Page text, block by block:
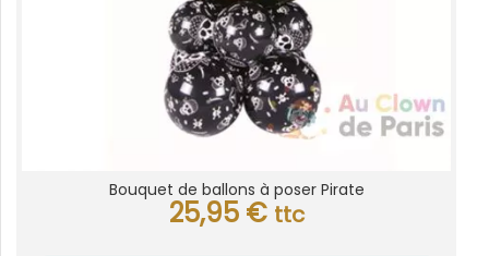
Bouquet de ballons à poser Pirate
25,95 € ttc